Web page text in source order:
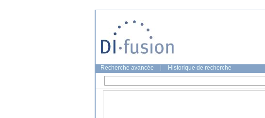
Recherche avancée Historique de recherche